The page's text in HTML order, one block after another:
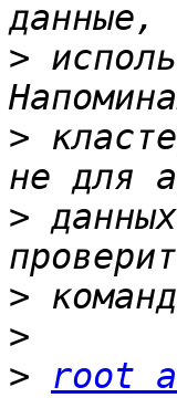
>
>
>
>
>
>
root